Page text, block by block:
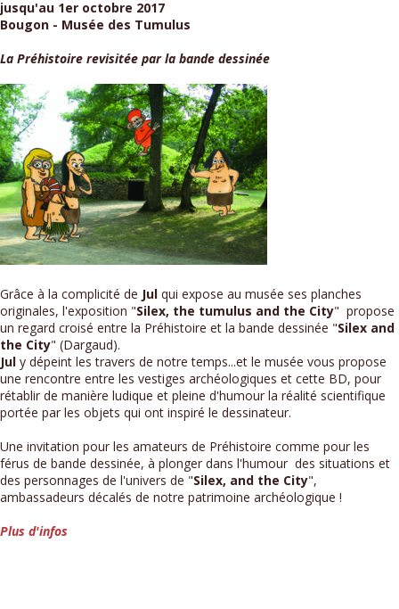
jusqu'au 1er octobre 2017
Bougon - Musée des Tumulus
La Préhistoire revisitée par la bande dessinée
Grâce à la complicité de Jul qui expose au musée ses planches
originales, l'exposition "Silex, the tumulus and the City" propose
un regard croisé entre la Préhistoire et la bande dessinée "Silex and
the City" (Dargaud).
Jul y dépeint les travers de notre temps...et le musée vous propose
une rencontre entre les vestiges archéologiques et cette BD, pour
rétablir de manière ludique et pleine d'humour la réalité scientifique
portée par les objets qui ont inspiré le dessinateur.
Une invitation pour les amateurs de Préhistoire comme pour les
férus de bande dessinée, à plonger dans l'humour des situations et
des personnages de l'univers de "Silex, and the City",
ambassadeurs décalés de notre patrimoine archéologique !
Plus d'infos